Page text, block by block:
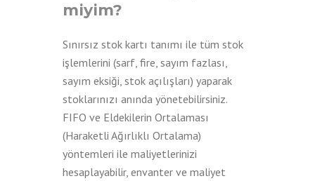
miyim?
Sınırsız stok kartı tanımı ile tüm stok
işlemlerini (sarf, fire, sayım fazlası,
sayım eksiği, stok açılışları) yaparak
stoklarınızı anında yönetebilirsiniz.
FIFO ve Eldekilerin Ortalaması
(Haraketli Ağırlıklı Ortalama)
yöntemleri ile maliyetlerinizi
hesaplayabilir, envanter ve maliyet